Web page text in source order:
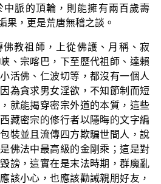
中脈的頂輪，則能擁有兩百歲壽
果，更是荒唐無稽之談。
佛教祖師，上從佛護、月稱、寂
、宗喀巴，下至歷代祖師、達賴
活佛、仁波切等，都沒有一個人
為貪求男女淫欲，不知節制而短
就能揭穿密宗外道的本質，這些
藏密宗的修行者以隱晦的文字編
裝並且流傳四方欺騙世間人，說
佛法中最高級的金剛乘；這是對
謗，這實在是末法時期，群魔亂
該小心，也應該勸誡親朋好友，